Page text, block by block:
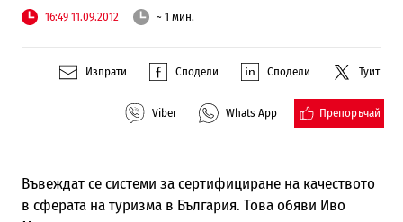
16:49 11.09.2012 ~ 1 мин.
Изпрати Сподели Сподели Туит
Viber Whats App Препоръчай
Въвеждат се системи за сертифициране на качеството
в сферата на туризма в България. Това обяви Иво